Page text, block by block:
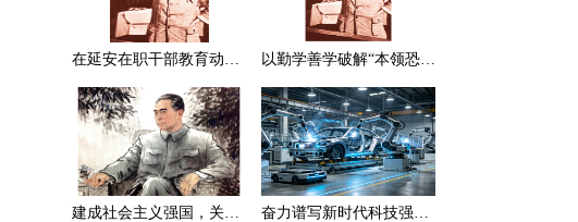
在延安在职干部教育动员大会上的讲话（节选） 以勤学善学破解“本领恐慌”
建成社会主义强国，关键在于实现科学技术现代化 奋力谱写新时代科技强国新篇章